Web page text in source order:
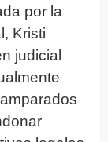
por la
Kristi
judicial